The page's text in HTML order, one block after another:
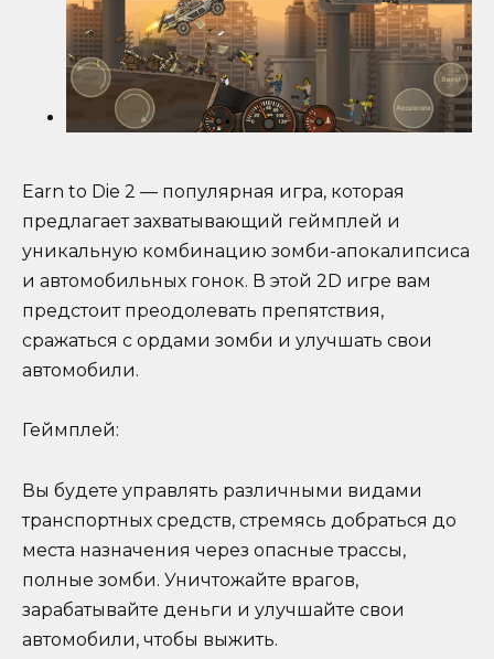
Earn to Die 2 — популярная игра, которая
предлагает захватывающий геймплей и
уникальную комбинацию зомби-апокалипсиса
и автомобильных гонок. В этой 2D игре вам
предстоит преодолевать препятствия,
сражаться с ордами зомби и улучшать свои
автомобили.
Геймплей:
Вы будете управлять различными видами
транспортных средств, стремясь добраться до
места назначения через опасные трассы,
полные зомби. Уничтожайте врагов,
зарабатывайте деньги и улучшайте свои
автомобили, чтобы выжить.